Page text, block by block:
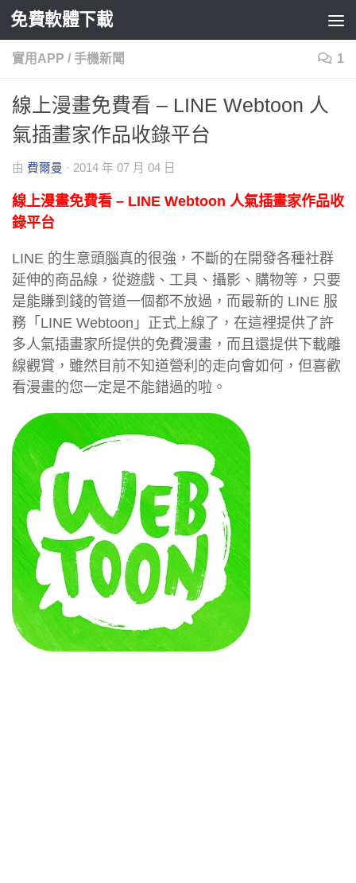
Skip to content
免費軟體下載
實用APP / 手機新聞 1
線上漫畫免費看 – LINE Webtoon 人
氣插畫家作品收錄平台
由 費爾曼 · 2014 年 07 月 04 日
線上漫畫免費看 – LINE Webtoon 人氣插畫家作品收
錄平台
LINE 的生意頭腦真的很強，不斷的在開發各種社群
延伸的商品線，從遊戲、工具、攝影、購物等，只要
是能賺到錢的管道一個都不放過，而最新的 LINE 服
務「LINE Webtoon」正式上線了，在這裡提供了許
多人氣插畫家所提供的免費漫畫，而且還提供下載離
線觀賞，雖然目前不知道營利的走向會如何，但喜歡
看漫畫的您一定是不能錯過的啦。